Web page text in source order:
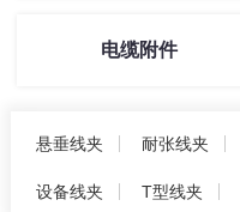
电缆附件
悬垂线夹 耐张线夹
设备线夹 T型线夹